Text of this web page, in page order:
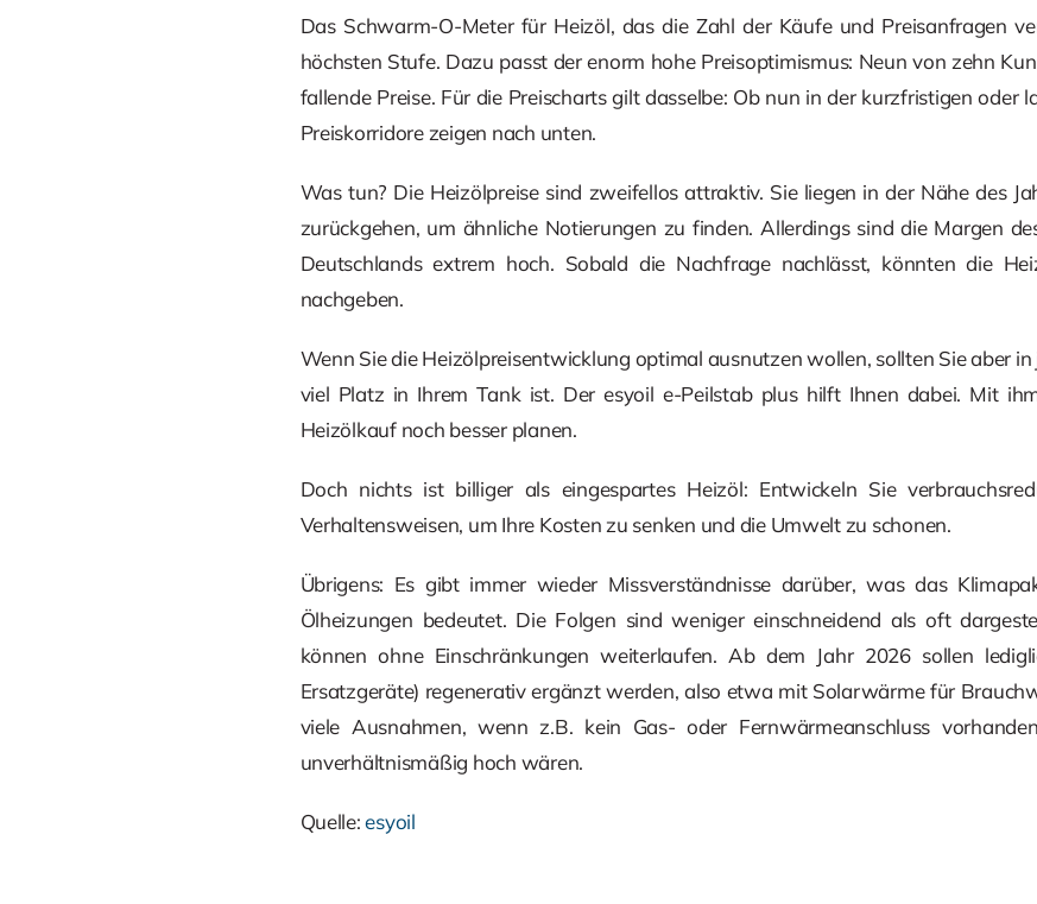
Das Schwarm-O-Meter für Heizöl, das die Zahl der Käufe und Preisanfragen
höchsten Stufe. Dazu passt der enorm hohe Preisoptimismus: Neun von zehn
fallende Preise. Für die Preischarts gilt dasselbe: Ob nun in der kurzfristigen oder
Preiskorridore zeigen nach unten.
Was tun? Die Heizölpreise sind zweifellos attraktiv. Sie liegen in der Nähe des
zurückgehen, um ähnliche Notierungen zu finden. Allerdings sind die Margen
Deutschlands extrem hoch. Sobald die Nachfrage nachlässt, könnten die
nachgeben.
Wenn Sie die Heizölpreisentwicklung optimal ausnutzen wollen, sollten Sie aber
viel Platz in Ihrem Tank ist. Der esyoil e-Peilstab plus hilft Ihnen dabei. Mit
Heizölkauf noch besser planen.
Doch nichts ist billiger als eingespartes Heizöl: Entwickeln Sie
Verhaltensweisen, um Ihre Kosten zu senken und die Umwelt zu schonen.
Übrigens: Es gibt immer wieder Missverständnisse darüber, was das
Ölheizungen bedeutet. Die Folgen sind weniger einschneidend als oft
können ohne Einschränkungen weiterlaufen. Ab dem Jahr 2026 sollen
Ersatzgeräte) regenerativ ergänzt werden, also etwa mit Solarwärme für
viele Ausnahmen, wenn z.B. kein Gas- oder Fernwärmeanschluss
unverhältnismäßig hoch wären.
Quelle:esyoil